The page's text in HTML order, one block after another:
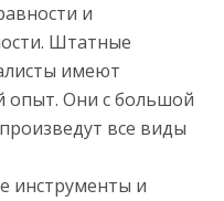
и
Штатные
имеют
опыт. Они с большой
все виды
инструменты и